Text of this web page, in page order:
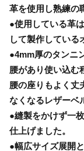
革を使用し熟練の
●使用している革
して製作している
●4mm厚のタンニ
腰があり使い込む
腰の座りもよく丈
なくなるレザーベ
●縫製をかけず一
仕上げました。
●幅広サイズ展開